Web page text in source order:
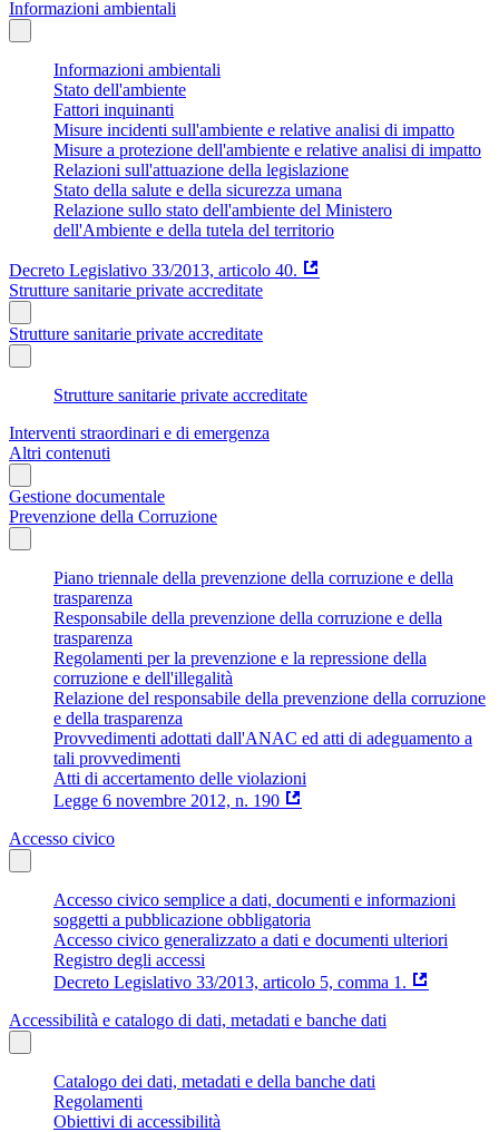
Informazioni ambientali
Informazioni ambientali
Stato dell'ambiente
Fattori inquinanti
Misure incidenti sull'ambiente e relative analisi di impatto
Misure a protezione dell'ambiente e relative analisi di impatto
Relazioni sull'attuazione della legislazione
Stato della salute e della sicurezza umana
Relazione sullo stato dell'ambiente del Ministero
dell'Ambiente e della tutela del territorio
Decreto Legislativo 33/2013, articolo 40.
Strutture sanitarie private accreditate
Strutture sanitarie private accreditate
Strutture sanitarie private accreditate
Interventi straordinari e di emergenza
Altri contenuti
Gestione documentale
Prevenzione della Corruzione
Piano triennale della prevenzione della corruzione e della
trasparenza
Responsabile della prevenzione della corruzione e della
trasparenza
Regolamenti per la prevenzione e la repressione della
corruzione e dell'illegalità
Relazione del responsabile della prevenzione della corruzione
e della trasparenza
Provvedimenti adottati dall'ANAC ed atti di adeguamento a
tali provvedimenti
Atti di accertamento delle violazioni
Legge 6 novembre 2012, n. 190
Accesso civico
Accesso civico semplice a dati, documenti e informazioni
soggetti a pubblicazione obbligatoria
Accesso civico generalizzato a dati e documenti ulteriori
Registro degli accessi
Decreto Legislativo 33/2013, articolo 5, comma 1.
Accessibilità e catalogo di dati, metadati e banche dati
Catalogo dei dati, metadati e della banche dati
Regolamenti
Obiettivi di accessibilità